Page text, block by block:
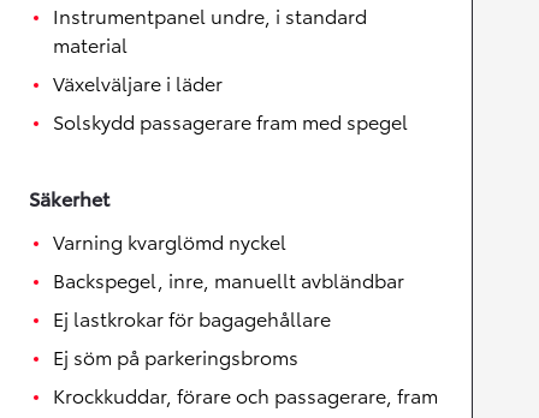
Instrumentpanel undre, i standard
material
Växelväljare i läder
Solskydd passagerare fram med spegel
Säkerhet
Varning kvarglömd nyckel
Backspegel, inre, manuellt avbländbar
Ej lastkrokar för bagagehållare
Ej söm på parkeringsbroms
Krockkuddar, förare och passagerare, fram